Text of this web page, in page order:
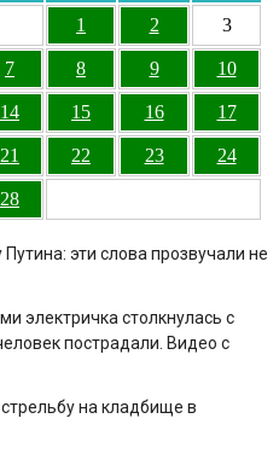
1
2 3
7 8 9 10
14 15 16 17
21 22 23 24
28
эти слова прозвучали не
электричка столкнулась с
пострадали. Видео с
на кладбище в